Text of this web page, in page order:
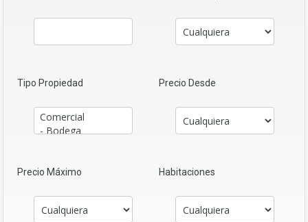
Tipo Propiedad Precio Desde
Precio Máximo Habitaciones